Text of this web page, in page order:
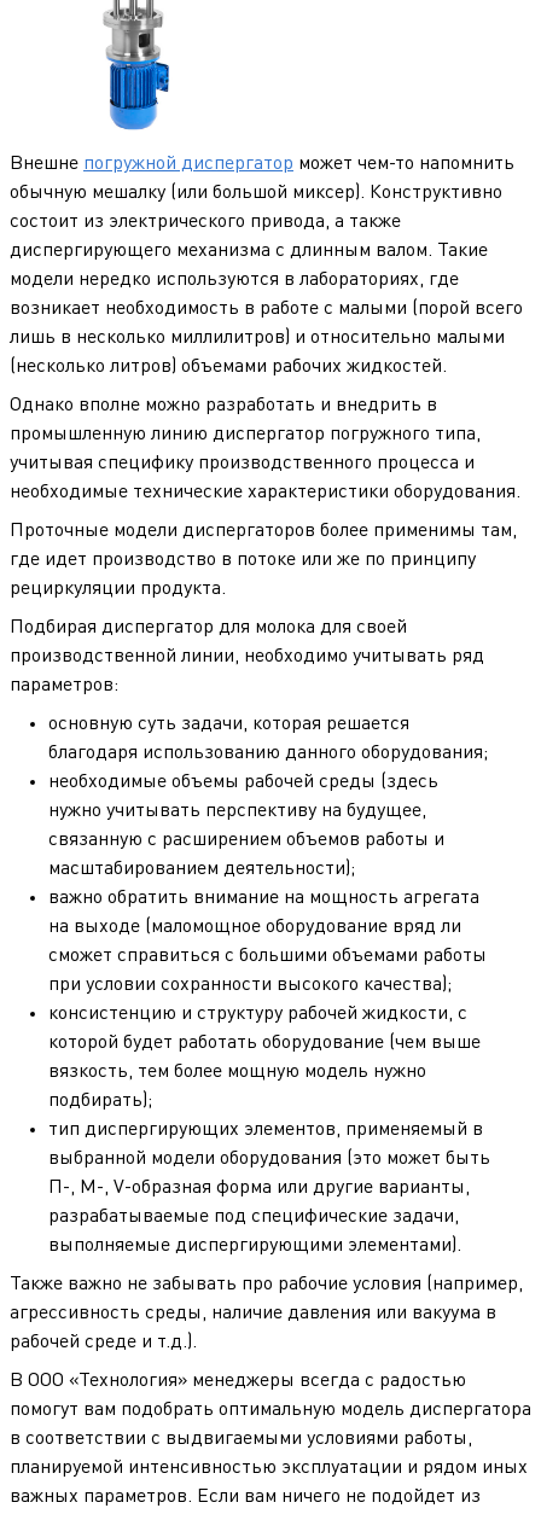
Внешне погружной диспергатор может чем-то напомнить
обычную мешалку (или большой миксер). Конструктивно
состоит из электрического привода, а также
диспергирующего механизма с длинным валом. Такие
модели нередко используются в лабораториях, где
возникает необходимость в работе с малыми (порой всего
лишь в несколько миллилитров) и относительно малыми
(несколько литров) объемами рабочих жидкостей.
Однако вполне можно разработать и внедрить в
промышленную линию диспергатор погружного типа,
учитывая специфику производственного процесса и
необходимые технические характеристики оборудования.
Проточные модели диспергаторов более применимы там,
где идет производство в потоке или же по принципу
рециркуляции продукта.
Подбирая диспергатор для молока для своей
производственной линии, необходимо учитывать ряд
параметров:
основную суть задачи, которая решается
благодаря использованию данного оборудования;
необходимые объемы рабочей среды (здесь
нужно учитывать перспективу на будущее,
связанную с расширением объемов работы и
масштабированием деятельности);
важно обратить внимание на мощность агрегата
на выходе (маломощное оборудование вряд ли
сможет справиться с большими объемами работы
при условии сохранности высокого качества);
консистенцию и структуру рабочей жидкости, с
которой будет работать оборудование (чем выше
вязкость, тем более мощную модель нужно
подбирать);
тип диспергирующих элементов, применяемый в
выбранной модели оборудования (это может быть
П-, М-, V-образная форма или другие варианты,
разрабатываемые под специфические задачи,
выполняемые диспергирующими элементами).
Также важно не забывать про рабочие условия (например,
агрессивность среды, наличие давления или вакуума в
рабочей среде и т.д.).
В ООО «Технология» менеджеры всегда с радостью
помогут вам подобрать оптимальную модель диспергатора
в соответствии с выдвигаемыми условиями работы,
планируемой интенсивностью эксплуатации и рядом иных
важных параметров. Если вам ничего не подойдет из